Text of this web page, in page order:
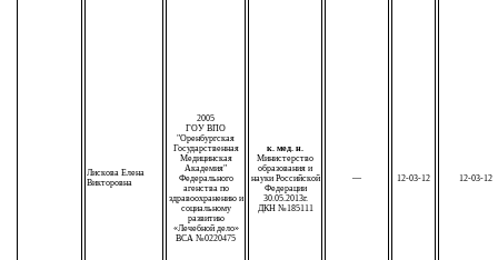
Лискова Елена
Викторовна
2005
ГОУ ВПО
"Оренбургская
Государственная
Медицинская
Академия"
Федерального
агенства по
здравоохранению и
социальному
развитию
«Лечебной дело»
ВСА №0220475
к. мед. н.
Министерство
образования и
науки Российской
Федерации
30.05.2013г.
ДКН №185111
— 12-03-12 12-03-12